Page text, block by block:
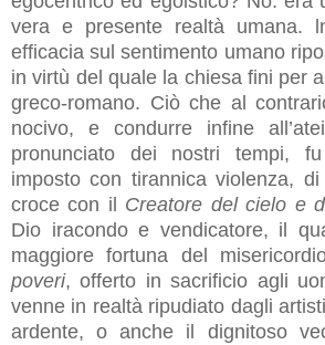
vera e presente realtà umana.
efficacia sul sentimento umano
in virtù del quale la chiesa fini per
greco-romano. Ciò che al
nocivo, e condurre infine
pronunciato dei nostri tempi,
imposto con tirannica violenza,
croce con il Creatore del cielo e
Dio iracondo e vendicatore, il
maggiore fortuna del
poveri, offerto in sacrificio agli
venne in realtà ripudiato dagli
ardente, o anche il dignitoso